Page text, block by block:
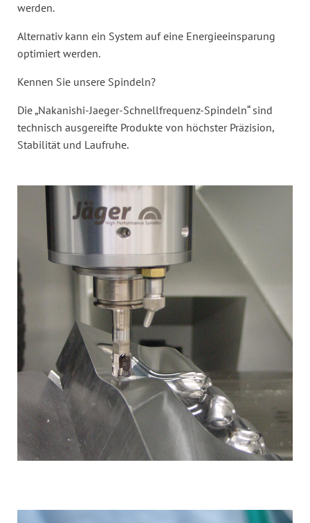
werden.
Alternativ kann ein System auf eine Energieeinsparung
optimiert werden.
Kennen Sie unsere Spindeln?
Die „Nakanishi-Jaeger-Schnellfrequenz-Spindeln“ sind
technisch ausgereifte Produkte von höchster Präzision,
Stabilität und Laufruhe.